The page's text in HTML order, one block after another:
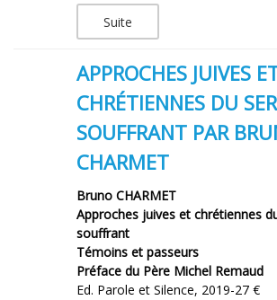
Suite
APPROCHES JUIVES
CHRÉTIENNES DU
SOUFFRANT PAR
CHARMET
Bruno CHARMET
Approches juives et chrétiennes
souffrant
Témoins et passeurs
Préface du Père Michel Remaud
Ed. Parole et Silence, 2019-27 €